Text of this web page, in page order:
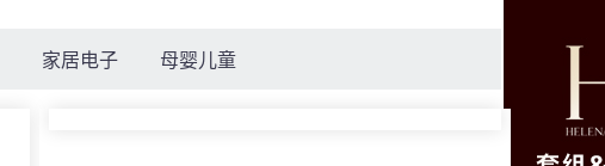
家居电子 母婴儿童